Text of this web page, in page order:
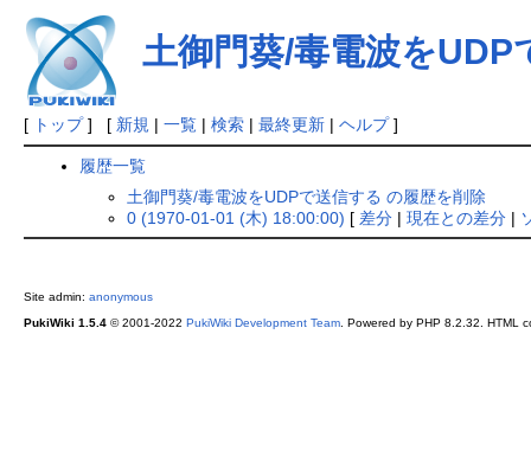
土御門葵/毒電波をUDP
[ トップ] [ 新規 | 一覧| 検索| 最終更新| ヘルプ]
履歴一覧
土御門葵/毒電波をUDPで送信する の履歴を削除
0 (1970-01-01 (木) 18:00:00) [ 差分| 現在との差分|
Site admin: anonymous
PukiWiki 1.5.4© 2001-2022 PukiWiki Development Team. Powered by PHP 8.2.32. HTML